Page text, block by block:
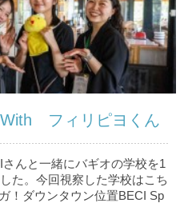
フィリピヨくん
んと一緒にバギオの学校を1
た。今回視察した学校はこち
！ダウンタウン位置BECI Sp